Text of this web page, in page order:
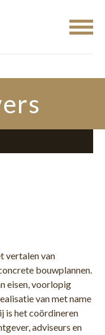
vertalen van
bouwplannen.
eisen, voorlopig
van met name
is het coördineren
adviseurs en